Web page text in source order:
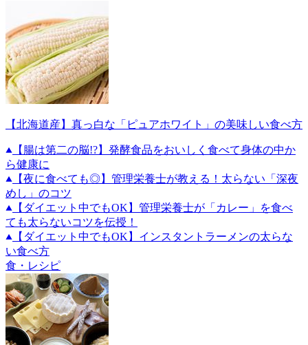
【北海道産】真っ白な「ピュアホワイト」の美味しい食べ方
【腸は第二の脳!?】発酵食品をおいしく食べて身体の中か
ら健康に
【夜に食べても◎】管理栄養士が教える！太らない「深夜
めし」のコツ
【ダイエット中でもOK】管理栄養士が「カレー」を食べ
ても太らないコツを伝授！
【ダイエット中でもOK】インスタントラーメンの太らな
い食べ方
食・レシピ